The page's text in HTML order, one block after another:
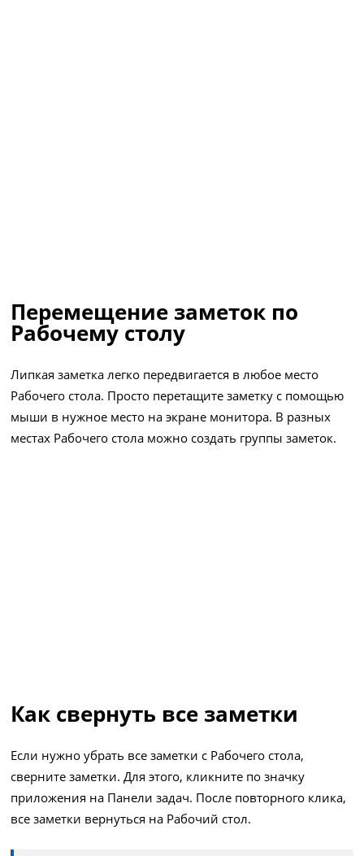
Перемещение заметок по
Рабочему столу
Липкая заметка легко передвигается в любое место
Рабочего стола. Просто перетащите заметку с помощью
мыши в нужное место на экране монитора. В разных
местах Рабочего стола можно создать группы заметок.
Как свернуть все заметки
Если нужно убрать все заметки с Рабочего стола,
сверните заметки. Для этого, кликните по значку
приложения на Панели задач. После повторного клика,
все заметки вернуться на Рабочий стол.